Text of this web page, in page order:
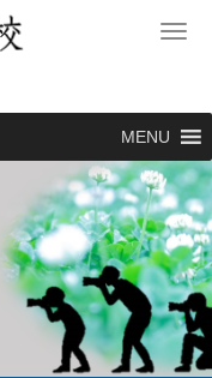
メ
ー
MENU